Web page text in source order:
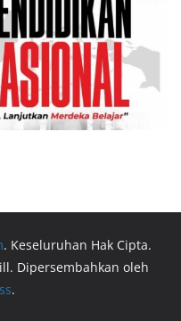
. Keseluruhan Hak Cipta.
Dipersembahkan oleh
.